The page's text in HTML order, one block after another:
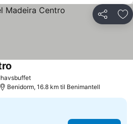
Del
Se priser
Benidorm, 16.8 km til Benimantell